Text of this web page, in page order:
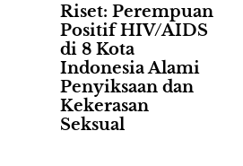
Riset: Perempuan
Positif HIV/AIDS
di 8 Kota
Indonesia Alami
Penyiksaan dan
Kekerasan
Seksual